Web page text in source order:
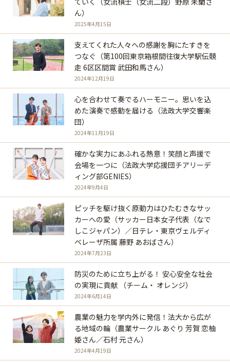
ん）
2025年4月15日
支えてくれた人々への感謝を胸にたすきを
つなぐ（第100回東京箱根間往復大学駅伝競
走 6区区間賞 武田和馬さん）
2024年12月19日
心を合わせて奏でるハーモニー。思いを込
めた演奏で感動を届ける（法政大学交響楽
団）
2024年11月19日
確かな実力にあふれる熱意！笑顔と声援で
会場を一つに（法政大学応援団チアリーデ
ィング部GENIES）
2024年9月4日
ピッチを駆け抜く原動力はひたむきなサッ
カーへの愛（サッカー日本女子代表（なで
しこジャパン）／日テレ・東京ヴェルディ
ベレーザ所属 藤野 あおばさん）
2024年7月23日
防災のために立ち上がる！ 安心安全な社会
の実現に貢献 （チーム・ オレンジ）
2024年6月14日
農業の魅力を学内外に発信！法大から広が
る地域の輪（農業サークル あぐり 芳賀 恋柚
姫さん／石村 元さん）
2024年4月19日